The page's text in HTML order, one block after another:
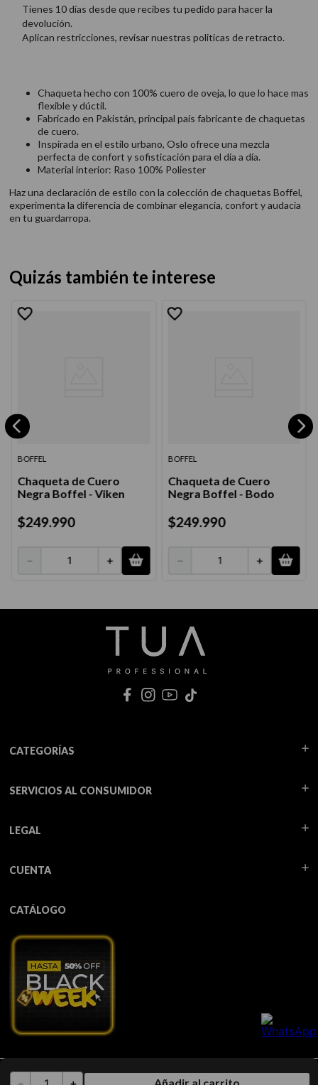
Tienes 10 días desde que recibes tu pedido para hacer la
devolución.
Aplican restricciones, revisar nuestras politicas de retracto.
Chaqueta hecho con 100% cuero de oveja, lo que lo hace mas
flexible y dúctil.
Fabricado en Pakistán, principal país fabricante de chaquetas
de cuero.
Inspirada en el estilo urbano, Oslo ofrece una mezcla
perfecta de confort y sofisticación para el día a día.
Material interior: Raso 100% Poliester
Haz una declaración de estilo con la colección de chaquetas Boffel,
experimenta la diferencia de combinar elegancia, confort y audacia
en tu guardarropa.
Quizás también te interese
BOFFEL
Chaqueta de Cuero
Negra Boffel - Viken
$249.990
＋
－
BOFFEL
Chaqueta de Cuero
Negra Boffel - Bodo
$249.990
＋
－
CATEGORÍAS
SERVICIOS AL CONSUMIDOR
LEGAL
CUENTA
CATÁLOGO
Todos los derechos reservados TUA - 2026